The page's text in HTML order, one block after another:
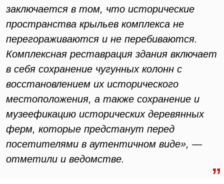
заключается в том, что исторические
пространства крыльев комплекса не
перегораживаются и не перебиваются.
Комплексная реставрация здания включает
в себя сохранение чугунных колонн с
восстановлением их исторического
местоположения, а также сохранение и
музеефикацию исторических деревянных
ферм, которые предстанут перед
посетителями в аутентичном виде», —
отметили и ведомстве.